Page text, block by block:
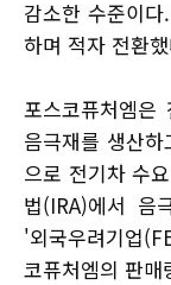
감소한 수준이
하며 적자 전환
포스코퓨처엠
음극재를 생산
으로 전기차 수
법(IRA)에서 음
'외국우려기업
코퓨처엠의 판